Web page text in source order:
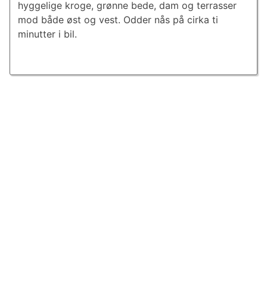
hyggelige kroge, grønne bede, dam og terrasser
mod både øst og vest. Odder nås på cirka ti
minutter i bil.